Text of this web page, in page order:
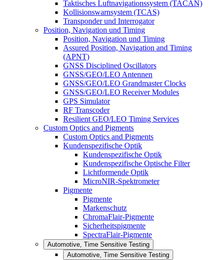
Taktisches Luftnavigationssystem (TACAN)
Kollisionswarnsystem (TCAS)
Transponder und Interrogator
Position, Navigation und Timing
Position, Navigation und Timing
Assured Position, Navigation and Timing
(APNT)
GNSS Disciplined Oscillators
GNSS/GEO/LEO Antennen
GNSS/GEO/LEO Grandmaster Clocks
GNSS/GEO/LEO Receiver Modules
GPS Simulator
RF Transcoder
Resilient GEO/LEO Timing Services
Custom Optics and Pigments
Custom Optics and Pigments
Kundenspezifische Optik
Kundenspezifische Optik
Kundenspezifische Optische Filter
Lichtformende Optik
MicroNIR-Spektrometer
Pigmente
Pigmente
Markenschutz
ChromaFlair-Pigmente
Sicherheitspigmente
SpectraFlair-Pigmente
Automotive, Time Sensitive Testing
Automotive, Time Sensitive Testing